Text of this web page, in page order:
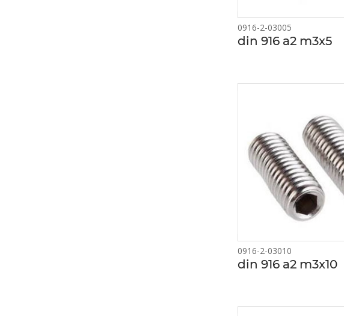
0916-2-03005
din 916 a2 m3x5
0916-2-03010
din 916 a2 m3x10